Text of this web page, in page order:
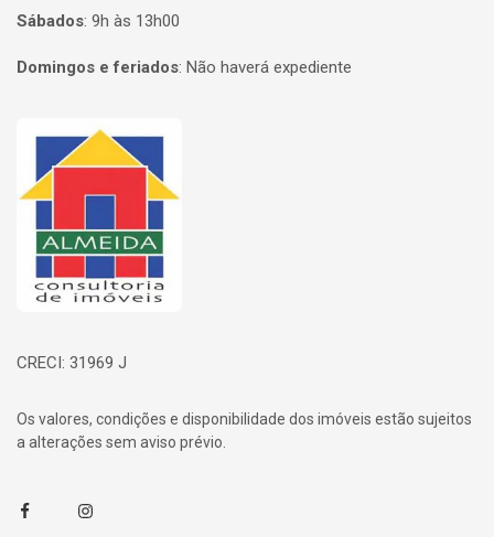
Sábados: 9h às 13h00
Domingos e feriados: Não haverá expediente
Página inicial
CRECI: 31969 J
Os valores, condições e disponibilidade dos imóveis estão sujeitos
a alterações sem aviso prévio.
FacebookInstagram